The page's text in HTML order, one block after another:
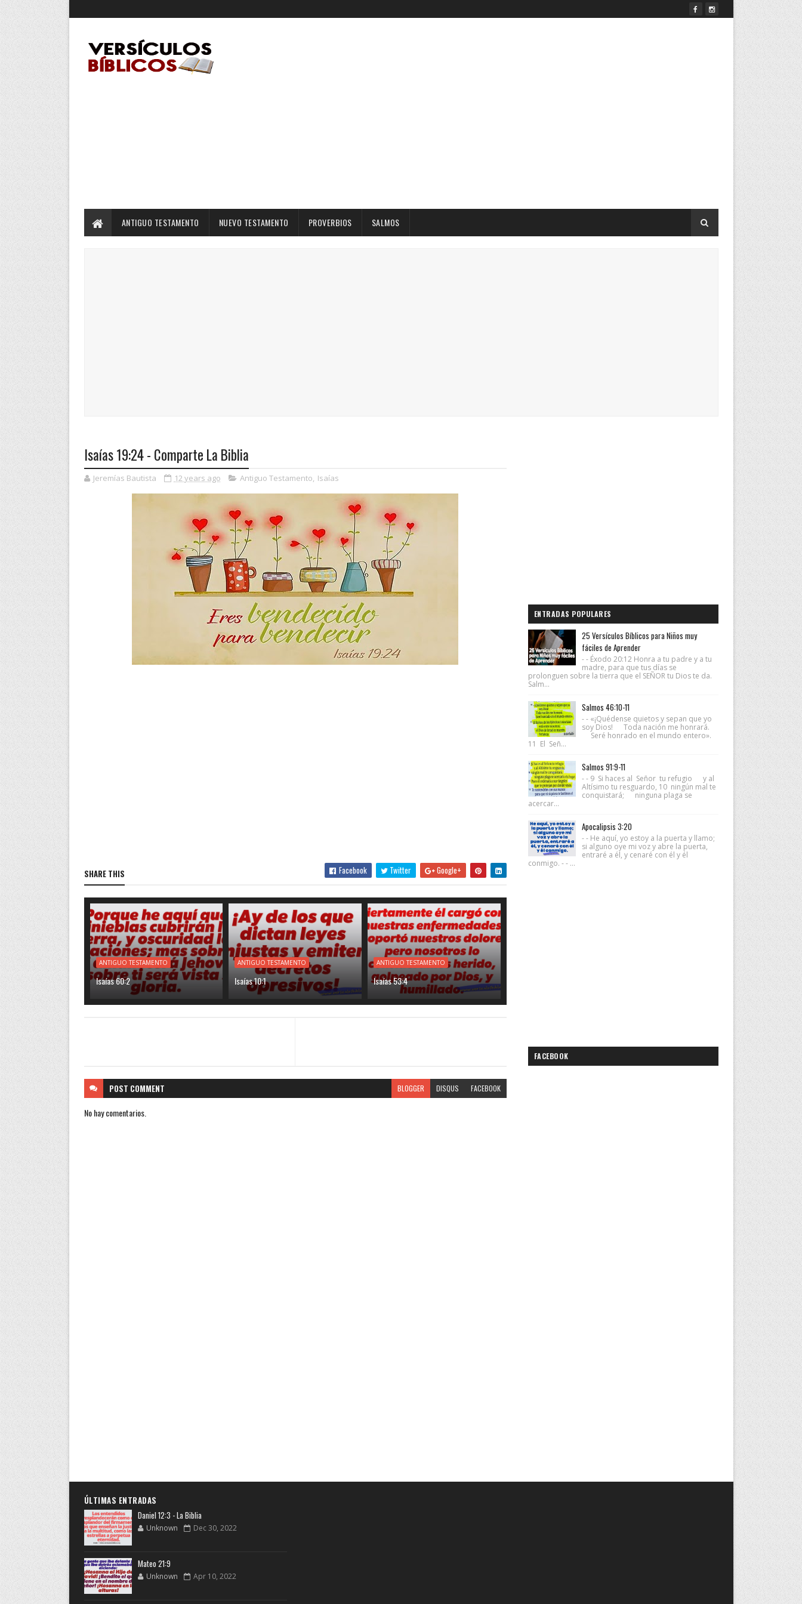
ANTIGUO TESTAMENTO NUEVO TESTAMENTO PROVERBIOS SALMOS
Isaías 19:24 - Comparte La Biblia
Jeremías Bautista 12 years ago Antiguo Testamento, Isaías
SHARE THIS Facebook Twitter Google+
ANTIGUO TESTAMENTO
Isaías 60:2
ANTIGUO TESTAMENTO
Isaías 10:1
ANTIGUO TESTAMENTO
Isaías 53:4
POST COMMENT BLOGGER DISQUS FACEBOOK
No hay comentarios.
ENTRADAS POPULARES
25 Versículos Bíblicos para Niños muy
fáciles de Aprender
- - Éxodo 20:12 Honra a tu padre y a tu
madre, para que tus días se
prolonguen sobre la tierra que el SEÑOR tu Dios te da.
Salm...
Salmos 46:10-11
- - «¡Quédense quietos y sepan que yo
soy Dios! Toda nación me honrará.
Seré honrado en el mundo entero».
11 El Señ...
Salmos 91:9-11
- - 9 Si haces al Señor tu refugio y al
Altísimo tu resguardo, 10 ningún mal te
conquistará; ninguna plaga se
acercar...
Apocalipsis 3:20
- - He aquí, yo estoy a la puerta y llamo;
si alguno oye mi voz y abre la puerta,
entraré a él, y cenaré con él y él
conmigo. - - ...
FACEBOOK
ÚLTIMAS ENTRADAS
Daniel 12:3 - La Biblia
Unknown Dec 30, 2022
Mateo 21:9
Unknown Apr 10, 2022